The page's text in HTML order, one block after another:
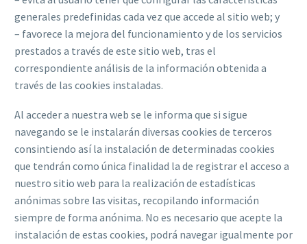
generales predefinidas cada vez que accede al sitio web; y
– favorece la mejora del funcionamiento y de los servicios
prestados a través de este sitio web, tras el
correspondiente análisis de la información obtenida a
través de las cookies instaladas.
Al acceder a nuestra web se le informa que si sigue
navegando se le instalarán diversas cookies de terceros
consintiendo así la instalación de determinadas cookies
que tendrán como única finalidad la de registrar el acceso a
nuestro sitio web para la realización de estadísticas
anónimas sobre las visitas, recopilando información
siempre de forma anónima. No es necesario que acepte la
instalación de estas cookies, podrá navegar igualmente por